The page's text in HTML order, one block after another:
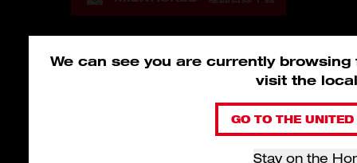
We can see you are currently browsing
visit the
GO TO THE
Stay on the